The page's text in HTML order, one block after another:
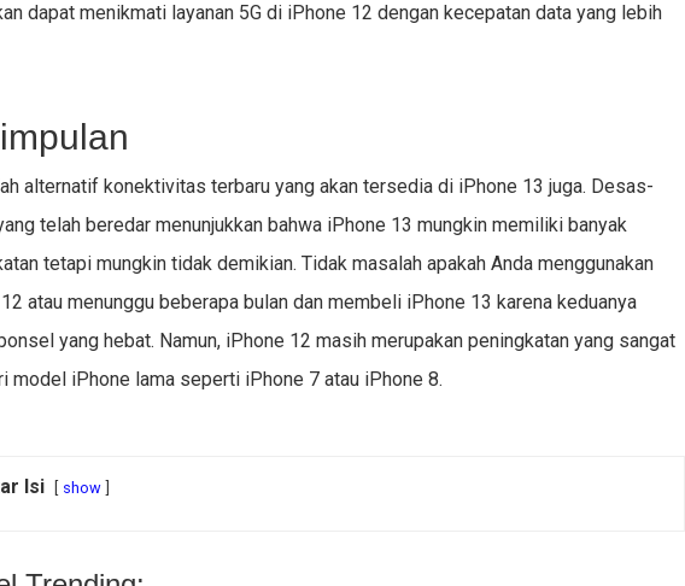
dapat menikmati layanan 5G di iPhone 12 dengan kecepatan data yang lebih
alternatif konektivitas terbaru yang akan tersedia di iPhone 13 juga. Desas-
telah beredar menunjukkan bahwa iPhone 13 mungkin memiliki banyak
tetapi mungkin tidak demikian. Tidak masalah apakah Anda menggunakan
atau menunggu beberapa bulan dan membeli iPhone 13 karena keduanya
yang hebat. Namun, iPhone 12 masih merupakan peningkatan yang sangat
model iPhone lama seperti iPhone 7 atau iPhone 8.
Isi show